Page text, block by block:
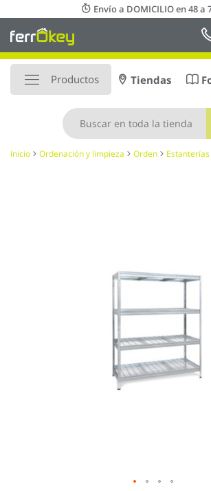
al
contenido
Envío a DOMICILIO en 48 a
Productos Tiendas
Inicio Ordenación y limpieza Orden Estanterías